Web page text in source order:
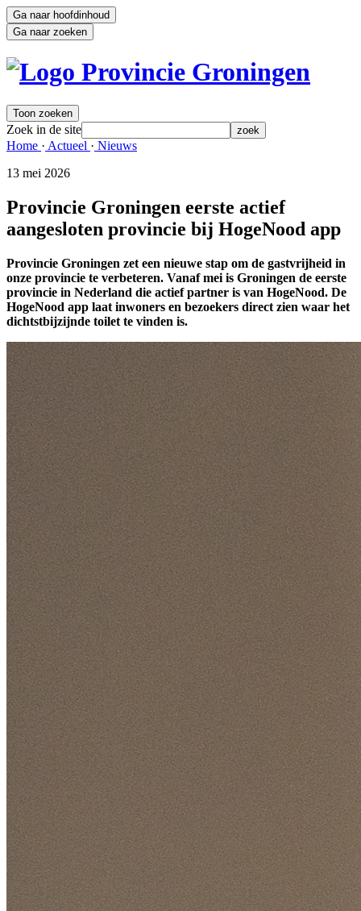
Ga naar hoofdinhoud
Ga naar zoeken
Toon zoeken
Zoek in de site zoek
Home · Actueel · Nieuws
13 mei 2026
Provincie Groningen eerste actief
aangesloten provincie bij HogeNood app
Provincie Groningen zet een nieuwe stap om de gastvrijheid in
onze provincie te verbeteren. Vanaf mei is Groningen de eerste
provincie in Nederland die actief partner is van HogeNood. De
HogeNood app laat inwoners en bezoekers direct zien waar het
dichtstbijzijnde toilet te vinden is.